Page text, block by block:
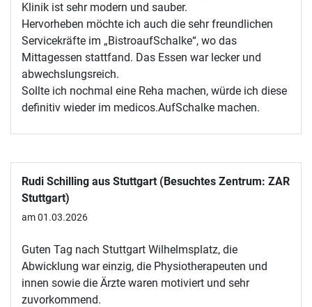
Klinik ist sehr modern und sauber.
Hervorheben möchte ich auch die sehr freundlichen
Servicekräfte im „BistroaufSchalke“, wo das
Mittagessen stattfand. Das Essen war lecker und
abwechslungsreich.
Sollte ich nochmal eine Reha machen, würde ich diese
definitiv wieder im medicos.AufSchalke machen.
Rudi Schilling aus Stuttgart (Besuchtes Zentrum: ZAR
Stuttgart)
am 01.03.2026
Guten Tag nach Stuttgart Wilhelmsplatz, die
Abwicklung war einzig, die Physiotherapeuten und
innen sowie die Ärzte waren motiviert und sehr
zuvorkommend.